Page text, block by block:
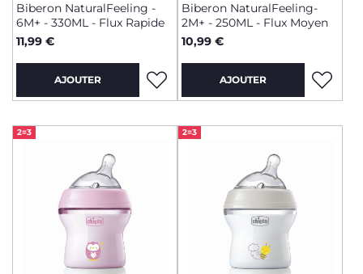
Biberon NaturalFeeling -
6M+ - 330ML - Flux Rapide
11,99 €
AJOUTER
Biberon NaturalFeeling-
2M+ - 250ML - Flux Moyen
10,99 €
AJOUTER
2=3 2=3